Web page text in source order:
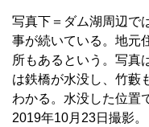
写真下＝ダム湖周辺で
事が続いている。地元
所もあるという。写真
は鉄橋が水没し、竹藪
わかる。水没した位置
2019年10月23日撮影。